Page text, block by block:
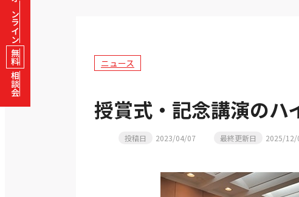
ニュース
授賞式・記念講演のハ
投稿日 2023/04/07 最終更新日 2025/12/
オンライン
無料
相談会